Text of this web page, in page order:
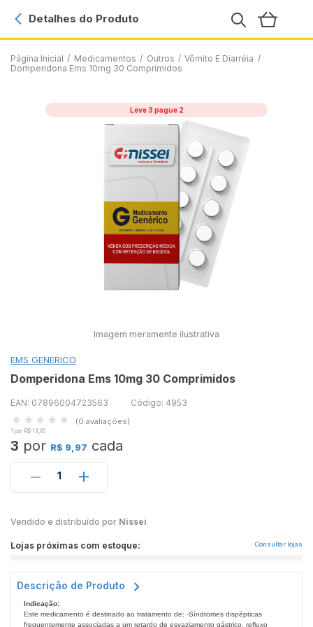
Página Inicial / Medicamentos / Outros / Vômito E Diarréia /
Domperidona Ems 10mg 30 Comprimidos
Detalhes do Produto
Leve 3 pague 2
Imagem meramente ilustrativa
EMS GENERICO
Domperidona Ems 10mg 30 Comprimidos
EAN: 07896004723563 Código: 4953
(0 avaliações)
1 por R$ 14,95
3 por R$ 9,97 cada
1
Vendido e distribuído por Nissei
Lojas próximas com estoque: Consultar lojas
Descrição de Produto
Indicação:
Este medicamento é destinado ao tratamento de: -Síndromes dispépticas
frequentemente associadas a um retardo de esvaziamento gástrico, refluxo